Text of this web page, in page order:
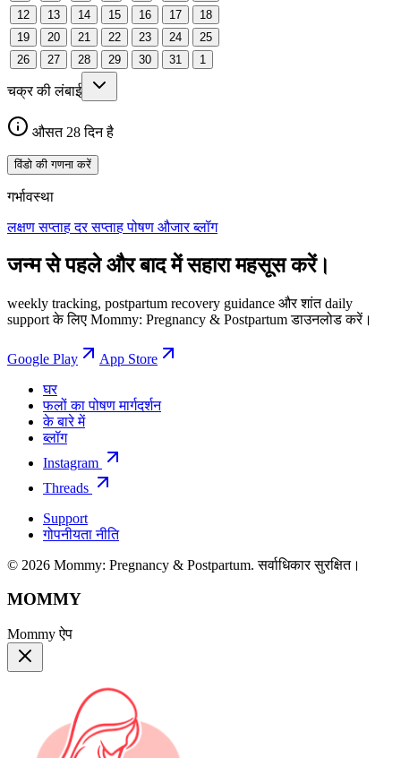
12
13 14 15 16 17
18
19
20 21 22 23 24
25
26
27 28 29 30 31 1
चक्र की लंबाई
औसत 28 दिन है
विंडो की गणना करें
गर्भावस्था
लक्षणसप्ताह दर सप्ताहपोषण औजारब्लॉग
जन्म से पहले और बाद में सहारा महसूस करें।
weekly tracking, postpartum recovery guidance और शांत daily
support के लिए Mommy: Pregnancy & Postpartum डाउनलोड करें।
Google Play
App Store
घर
फलों का पोषण मार्गदर्शन
के बारे में
ब्लॉग
Instagram
Threads
Support
गोपनीयता नीति
© 2026 Mommy: Pregnancy & Postpartum. सर्वाधिकार सुरक्षित।
MOMMY
Mommy ऐप